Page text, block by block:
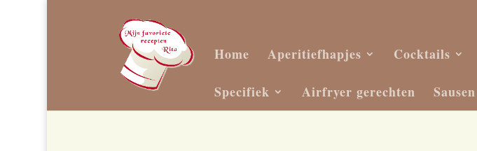
Home Aperitiefhapjes Cocktails
Specifiek Airfryer gerechten Sausen